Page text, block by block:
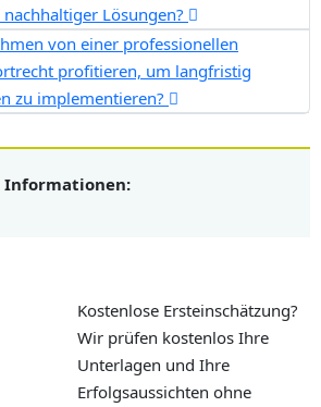
Lösungen?
von einer professionellen
profitieren, um langfristig
zu implementieren?
Kostenlose Ersteinschätzung?
Wir prüfen kostenlos Ihre
Unterlagen und Ihre
Erfolgsaussichten ohne